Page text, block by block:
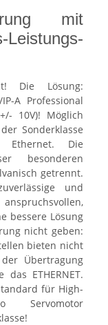
mit
Die Lösung:
A Professional
10V)! Möglich
Sonderklasse
Ethernet. Die
besonderen
getrennt.
und
bessere Lösung
nicht geben:
bieten nicht
Übertragung
ETHERNET.
für High-
Servomotor